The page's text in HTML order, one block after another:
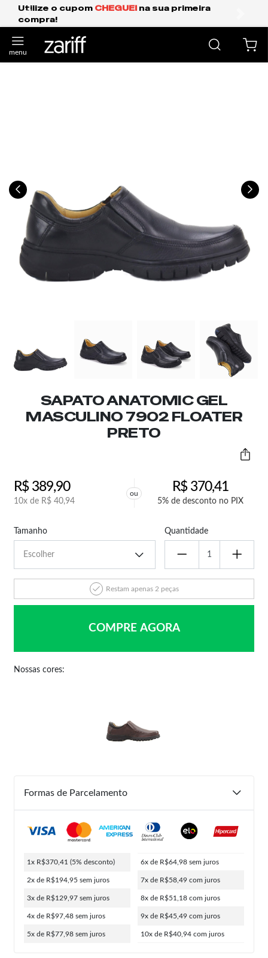
Frete Grátis Expresso para o Sul e São
anterior
SAPATO ANATOMIC GEL
MASCULINO 7902 FLOATER
PRETO
R$389,90
10x de R$ 40,94
ou R$370,41
5% de desconto no PIX
Tamanho Quantidade
Restam apenas 2 peças
COMPRE AGORA
Nossas cores:
Formas de Parcelamento
1x R$370,41 (5% desconto)
2x de R$194,95 sem juros
3x de R$129,97 sem juros
4x de R$97,48 sem juros
5x de R$77,98 sem juros
6x de R$64,98 sem juros
7x de R$58,49 com juros
8x de R$51,18 com juros
9x de R$45,49 com juros
10x de R$40,94 com juros